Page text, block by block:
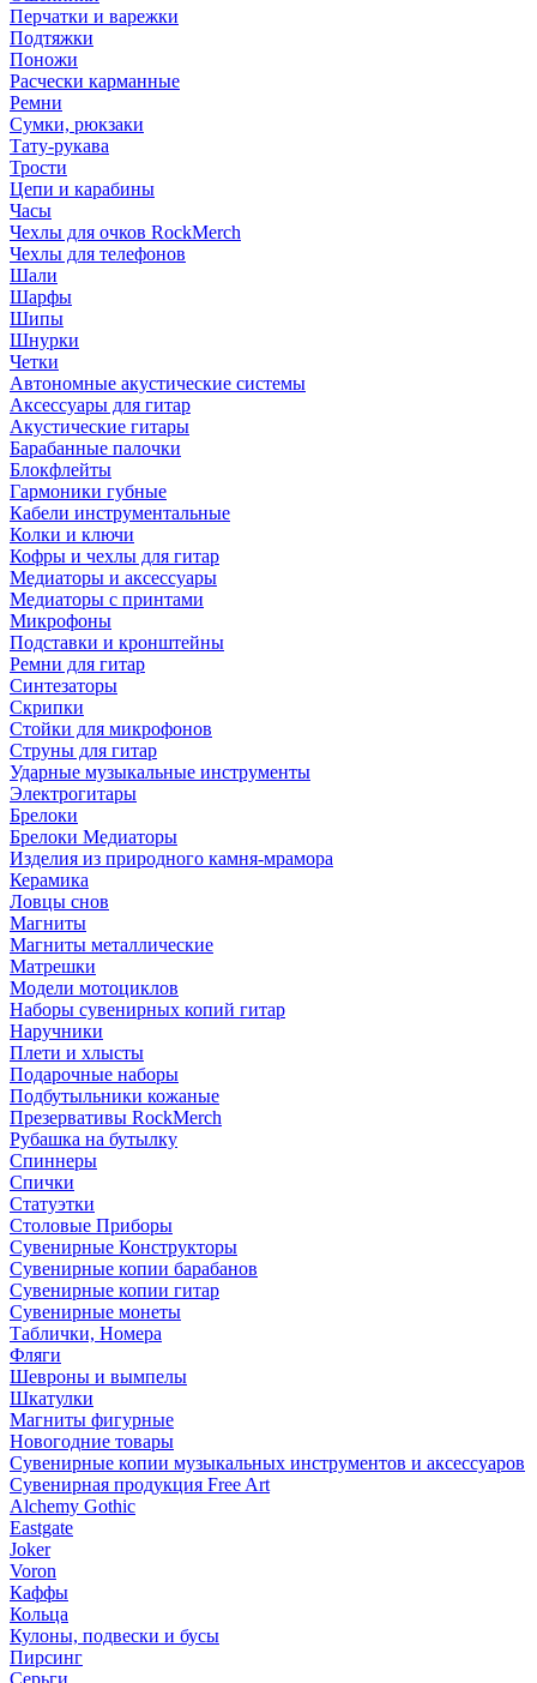
Перчатки и варежки
Подтяжки
Поножи
Расчески карманные
Ремни
Сумки, рюкзаки
Тату-рукава
Трости
Цепи и карабины
Часы
Чехлы для очков RockMerch
Чехлы для телефонов
Шали
Шарфы
Шипы
Шнурки
Четки
Автономные акустические системы
Аксессуары для гитар
Акустические гитары
Барабанные палочки
Блокфлейты
Гармоники губные
Кабели инструментальные
Колки и ключи
Кофры и чехлы для гитар
Медиаторы и аксессуары
Медиаторы с принтами
Микрофоны
Подставки и кронштейны
Ремни для гитар
Синтезаторы
Скрипки
Стойки для микрофонов
Струны для гитар
Ударные музыкальные инструменты
Электрогитары
Брелоки
Брелоки Медиаторы
Изделия из природного камня-мрамора
Керамика
Ловцы снов
Магниты
Магниты металлические
Матрешки
Модели мотоциклов
Наборы сувенирных копий гитар
Наручники
Плети и хлысты
Подарочные наборы
Подбутыльники кожаные
Презервативы RockMerch
Рубашка на бутылку
Спиннеры
Спички
Статуэтки
Столовые Приборы
Сувенирные Конструкторы
Сувенирные копии барабанов
Сувенирные копии гитар
Сувенирные монеты
Таблички, Номера
Фляги
Шевроны и вымпелы
Шкатулки
Магниты фигурные
Новогодние товары
Сувенирные копии музыкальных инструментов и аксессуаров
Сувенирная продукция Free Art
Alchemy Gothic
Eastgate
Joker
Voron
Каффы
Кольца
Кулоны, подвески и бусы
Пирсинг
Серьги